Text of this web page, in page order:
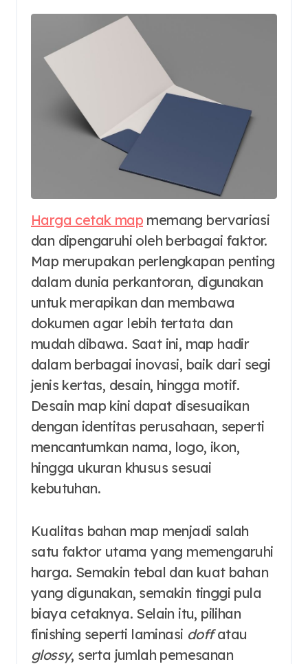
Harga cetak map memang bervariasi
dan dipengaruhi oleh berbagai faktor.
Map merupakan perlengkapan penting
dalam dunia perkantoran, digunakan
untuk merapikan dan membawa
dokumen agar lebih tertata dan
mudah dibawa. Saat ini, map hadir
dalam berbagai inovasi, baik dari segi
jenis kertas, desain, hingga motif.
Desain map kini dapat disesuaikan
dengan identitas perusahaan, seperti
mencantumkan nama, logo, ikon,
hingga ukuran khusus sesuai
kebutuhan.
Kualitas bahan map menjadi salah
satu faktor utama yang memengaruhi
harga. Semakin tebal dan kuat bahan
yang digunakan, semakin tinggi pula
biaya cetaknya. Selain itu, pilihan
finishing seperti laminasi doffatau
glossy, serta jumlah pemesanan